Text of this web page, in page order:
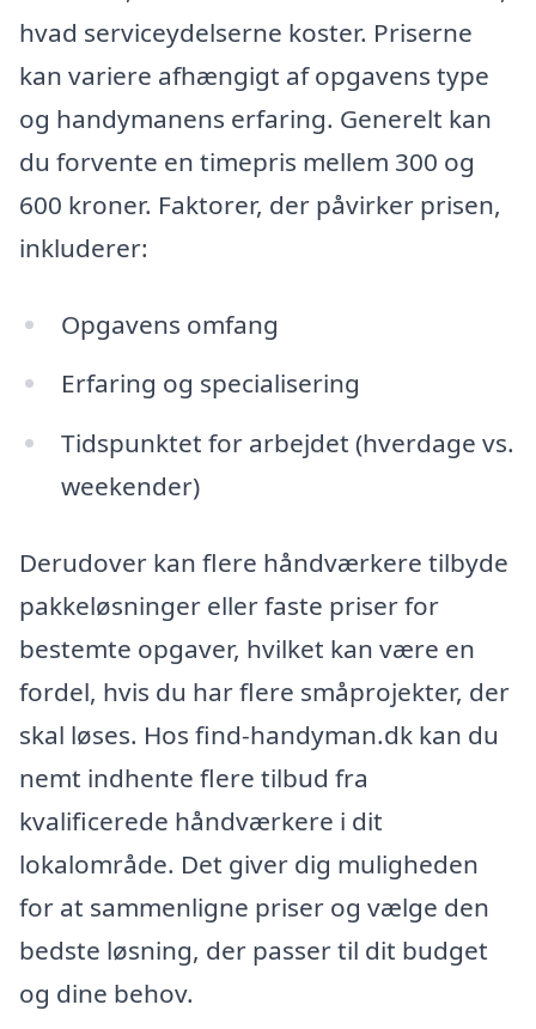
hvad serviceydelserne koster. Priserne
kan variere afhængigt af opgavens type
og handymanens erfaring. Generelt kan
du forvente en timepris mellem 300 og
600 kroner. Faktorer, der påvirker prisen,
inkluderer:
Opgavens omfang
Erfaring og specialisering
Tidspunktet for arbejdet (hverdage vs.
weekender)
Derudover kan flere håndværkere tilbyde
pakkeløsninger eller faste priser for
bestemte opgaver, hvilket kan være en
fordel, hvis du har flere småprojekter, der
skal løses. Hos find-handyman.dk kan du
nemt indhente flere tilbud fra
kvalificerede håndværkere i dit
lokalområde. Det giver dig muligheden
for at sammenligne priser og vælge den
bedste løsning, der passer til dit budget
og dine behov.